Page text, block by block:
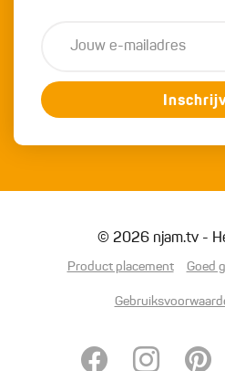
© 2026 njam.tv -
Product placement Goed